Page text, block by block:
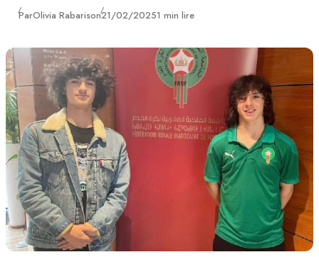
ParOlivia RabarisonPublié
21/02/20251 min lire